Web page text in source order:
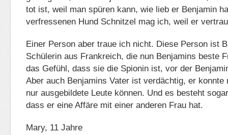
tot ist, weil man spüren kann, wie lieb er Benjamin
verfressenen Hund Schnitzel mag ich, weil er
Einer Person aber traue ich nicht. Diese Person ist
Schülerin aus Frankreich, die nun Benjamins beste
das Gefühl, dass sie die Spionin ist, vor der
Aber auch Benjamins Vater ist verdächtig, er konnte
nur ausgebildete Leute können. Und es besteht
dass er eine Affäre mit einer anderen Frau hat.
Mary, 11 Jahre